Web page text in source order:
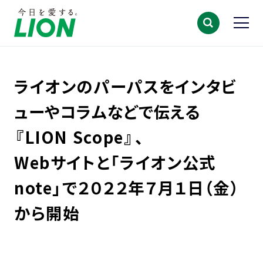
ライオンのパーパスをインタビ
ューやコラムなどで伝える
『LION Scope』、
Webサイトと「ライオン公式
note」で２０２２年７月１日（金）
から開始